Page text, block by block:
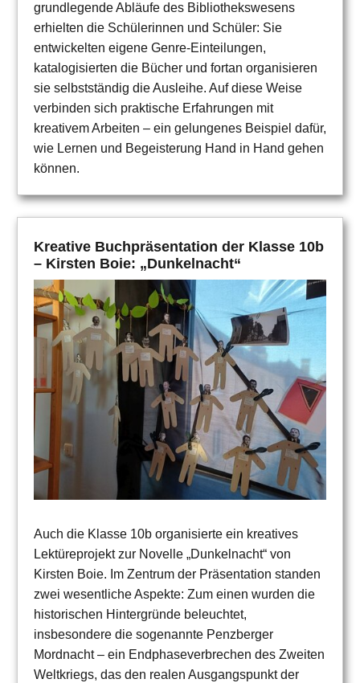
grundlegende Abläufe des Bibliothekswesens
erhielten die Schülerinnen und Schüler: Sie
entwickelten eigene Genre-Einteilungen,
katalogisierten die Bücher und fortan organisieren
sie selbstständig die Ausleihe. Auf diese Weise
verbinden sich praktische Erfahrungen mit
kreativem Arbeiten – ein gelungenes Beispiel dafür,
wie Lernen und Begeisterung Hand in Hand gehen
können.
Kreative Buchpräsentation der Klasse 10b
– Kirsten Boie: „Dunkelnacht“
Auch die Klasse 10b organisierte ein kreatives
Lektüreprojekt zur Novelle „Dunkelnacht“ von
Kirsten Boie. Im Zentrum der Präsentation standen
zwei wesentliche Aspekte: Zum einen wurden die
historischen Hintergründe beleuchtet,
insbesondere die sogenannte Penzberger
Mordnacht – ein Endphaseverbrechen des Zweiten
Weltkriegs, das den realen Ausgangspunkt der